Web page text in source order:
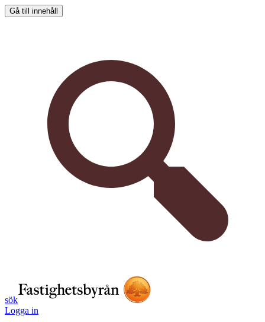
Gå till innehåll
sök
Logga in